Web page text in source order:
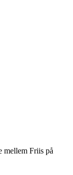
mellem Friis på